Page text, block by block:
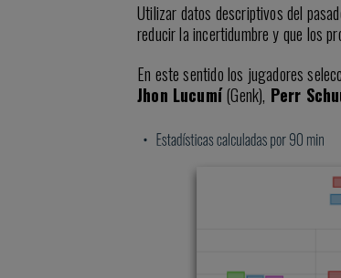
Utilizar datos descriptivos del
reducir la incertidumbre y que los
En este sentido los jugadores
Jhon Lucumí(Genk), Perr